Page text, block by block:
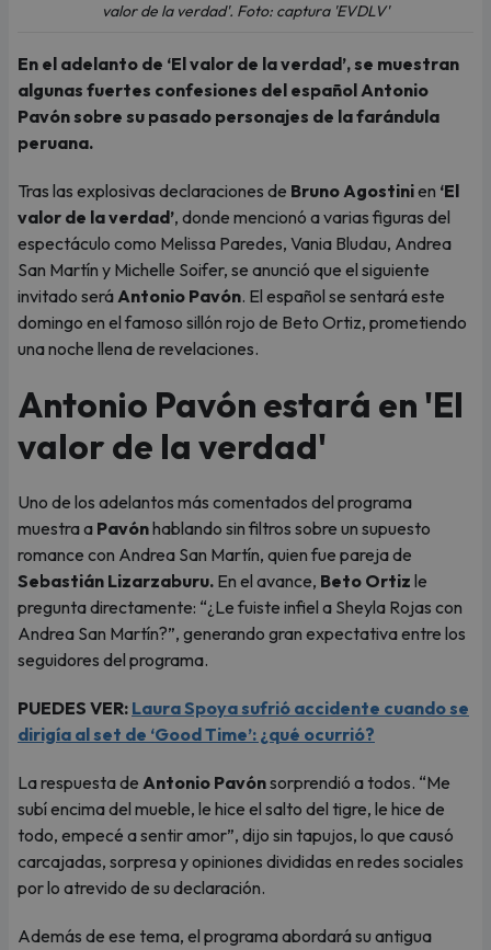
valor de la verdad'. Foto: captura 'EVDLV'
En el adelanto de ‘El valor de la verdad’, se muestran
algunas fuertes confesiones del español Antonio
Pavón sobre su pasado personajes de la farándula
peruana.
Tras las explosivas declaraciones de Bruno Agostinien ‘El
valor de la verdad’, donde mencionó a varias figuras del
espectáculo como Melissa Paredes, Vania Bludau, Andrea
San Martín y Michelle Soifer, se anunció que el siguiente
invitado seráAntonio Pavón. El español se sentará este
domingo en el famoso sillón rojo de Beto Ortiz, prometiendo
una noche llena de revelaciones.
Antonio Pavón estará en 'El
valor de la verdad'
Uno de los adelantos más comentados del programa
muestra a Pavónhablando sin filtros sobre un supuesto
romance con Andrea San Martín, quien fue pareja de
Sebastián Lizarzaburu. En el avance, Beto Ortiz le
pregunta directamente: “¿Le fuiste infiel a Sheyla Rojas con
Andrea San Martín?”, generando gran expectativa entre los
seguidores del programa.
PUEDES VER: Laura Spoya sufrió accidente cuando se
dirigía al set de ‘Good Time’: ¿qué ocurrió?
La respuesta de Antonio Pavónsorprendió a todos. “Me
subí encima del mueble, le hice el salto del tigre, le hice de
todo, empecé a sentir amor”, dijo sin tapujos, lo que causó
carcajadas, sorpresa y opiniones divididas en redes sociales
por lo atrevido de su declaración.
Además de ese tema, el programa abordará su antigua